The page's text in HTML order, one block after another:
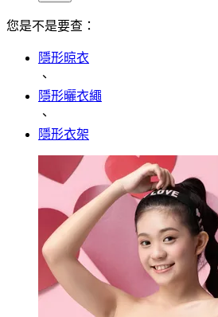
您是不是要查：
隱形晾衣
、
隱形曬衣繩
、
隱形衣架